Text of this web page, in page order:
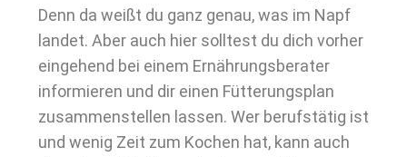
Denn da weißt du ganz genau, was im Napf
landet. Aber auch hier solltest du dich vorher
eingehend bei einem Ernährungsberater
informieren und dir einen Fütterungsplan
zusammenstellen lassen. Wer berufstätig ist
und wenig Zeit zum Kochen hat, kann auch